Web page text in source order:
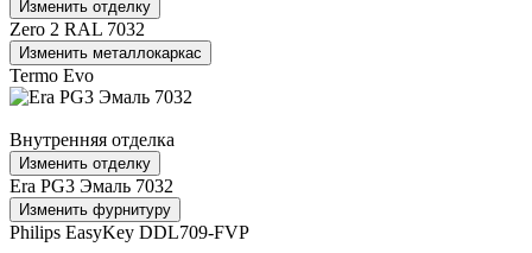
Изменить отделку
Zero 2 RAL 7032
Изменить металлокаркас
Termo Evo
Внутренняя отделка
Изменить отделку
Era PG3 Эмаль 7032
Изменить фурнитуру
Philips EasyKey DDL709-FVP